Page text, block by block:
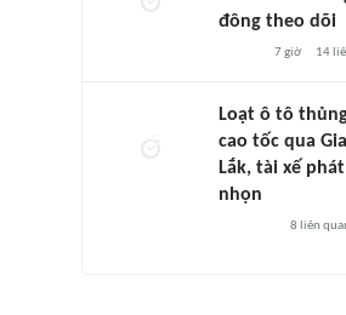
đông theo dõi
7 giờ 14
Loạt ô tô
cao tốc qua
Lắk, tài xế
nhọn
8 liên